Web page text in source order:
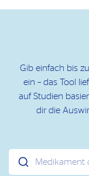
Gib einfach bis
ein – das Tool
auf Studien
dir die
Medikament